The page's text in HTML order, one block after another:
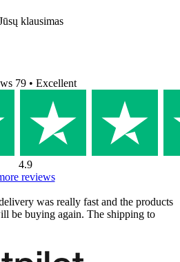
klausimas
79 • Excellent
4.9
reviews
was really fast and the products
be buying again. The shipping to